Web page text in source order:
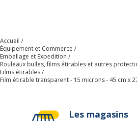
Accueil
Équipement et Commerce
Emballage et Expedition
Rouleaux bulles, films étirables et autres
Films étirables
Film étirable transparent - 15 microns - 45 cm x
Les magasins